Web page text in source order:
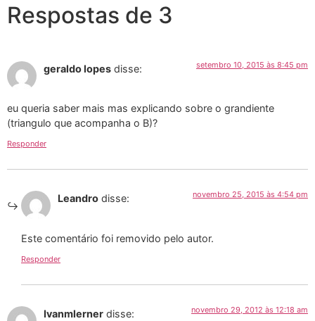
Respostas de 3
geraldo lopes disse: setembro 10, 2015 às 8:45 pm
eu queria saber mais mas explicando sobre o grandiente
(triangulo que acompanha o B)?
Responder
Leandro disse: novembro 25, 2015 às 4:54 pm
Este comentário foi removido pelo autor.
Responder
Ivanmlerner disse: novembro 29, 2012 às 12:18 am